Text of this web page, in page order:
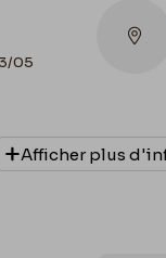
05
Afficher plus